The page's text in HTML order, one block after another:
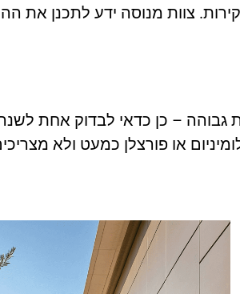
צוות מנוסה ידע לתכנן
גבוהה – כן כדאי לבדוק אחת
או פורצלן כמעט ולא